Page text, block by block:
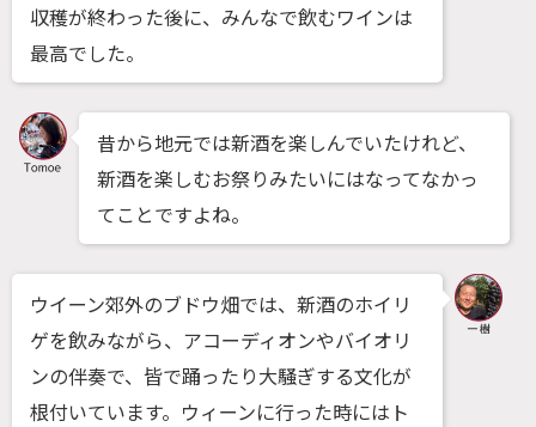
収穫が終わった後に、みんなで飲むワインは
最高でした。
昔から地元では新酒を楽しんでいたけれど、
新酒を楽しむお祭りみたいにはなってなかっ
てことですよね。
ウイーン郊外のブドウ畑では、新酒のホイリ
ゲを飲みながら、アコーディオンやバイオリ
ンの伴奏で、皆で踊ったり大騒ぎする文化が
根付いています。ウィーンに行った時にはト